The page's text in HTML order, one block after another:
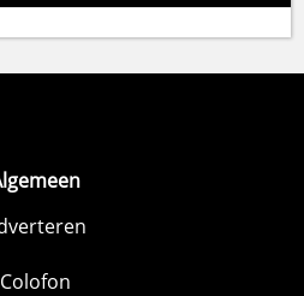
Colofon